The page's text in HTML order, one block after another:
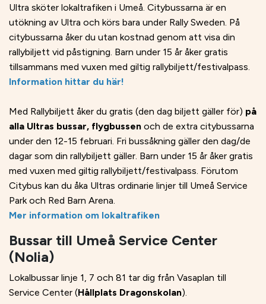
Ultra sköter lokaltrafiken i Umeå. Citybussarna är en
utökning av Ultra och körs bara under Rally Sweden. På
citybussarna åker du utan kostnad genom att visa din
rallybiljett vid påstigning. Barn under 15 år åker gratis
tillsammans med vuxen med giltig rallybiljett/festivalpass.
Information hittar du här!
Med Rallybiljett åker du gratis (den dag biljett gäller för) på
alla Ultras bussar, flygbussen och de extra citybussarna
under den 12-15 februari. Fri bussåkning gäller den dag/de
dagar som din rallybiljett gäller. Barn under 15 år åker gratis
med vuxen med giltig rallybiljett/festivalpass. Förutom
Citybus kan du åka Ultras ordinarie linjer till Umeå Service
Park och Red Barn Arena.
Mer information om lokaltrafiken
Bussar till Umeå Service Center
(Nolia)
Lokalbussar linje 1, 7 och 81 tar dig från Vasaplan till
Service Center (Hållplats Dragonskolan).